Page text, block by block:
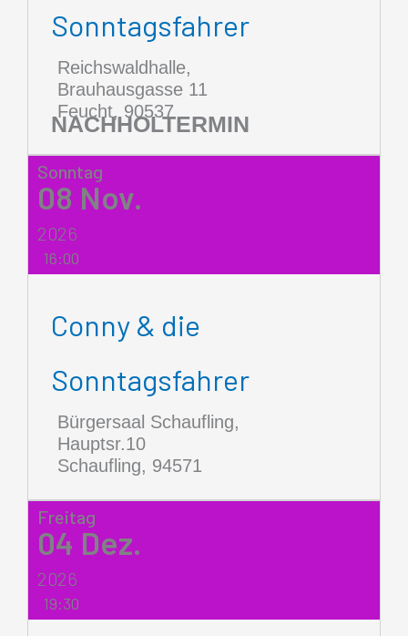
Sonntagsfahrer
Reichswaldhalle,
Brauhausgasse 11
Feucht, 90537
NACHHOLTERMIN
Sonntag
08 Nov.
2026
16:00
Conny & die
Sonntagsfahrer
Bürgersaal Schaufling,
Hauptsr.10
Schaufling, 94571
Freitag
04 Dez.
2026
19:30